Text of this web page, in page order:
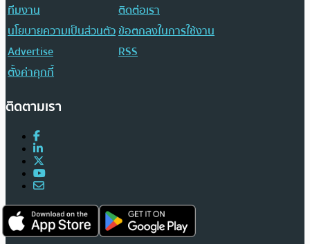
ทีมงาน
ติดต่อเรา
นโยบายความเป็นส่วนตัวข้อตกลงในการใช้งาน
Advertise
RSS
ตั้งค่าคุกกี้
ติดตามเรา